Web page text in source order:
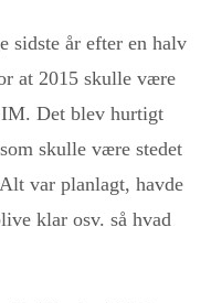
sidste år efter en halv
at 2015 skulle være
Det blev hurtigt
skulle være stedet
var planlagt, havde
klar osv. så hvad